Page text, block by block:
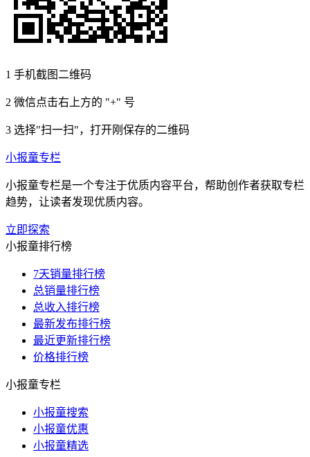
1 手机截图二维码
2 微信点击右上方的 "+" 号
3 选择"扫一扫"，打开刚保存的二维码
小报童专栏
小报童专栏是一个专注于优质内容平台，帮助创作者获取专栏
趋势，让读者发现优质内容。
立即探索
小报童排行榜
7天销量排行榜
总销量排行榜
总收入排行榜
最新发布排行榜
最近更新排行榜
价格排行榜
小报童专栏
小报童搜索
小报童优惠
小报童精选